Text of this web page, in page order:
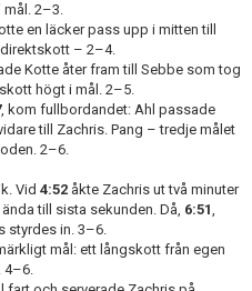
mål. 2–3.
en läcker pass upp i mitten till
– 2–4.
Kotte åter fram till Sebbe som tog
högt i mål. 2–5.
, kom fullbordandet: Ahl passade
till Zachris. Pang – tredje målet
2–6.
Vid 4:52 åkte Zachris ut två minuter
till sista sekunden. Då, 6:51,
styrdes in. 3–6.
mål: ett långskott från egen
4–6.